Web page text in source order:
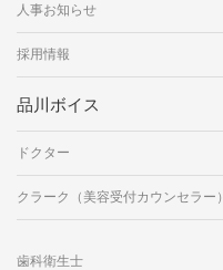
人事お知らせ
採用情報
品川ボイス
ドクター
クラーク（美容受付カウンセラー）
歯科衛生士